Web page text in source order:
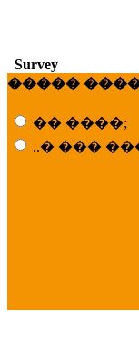
Survey
�����
�� ����;
..� ���